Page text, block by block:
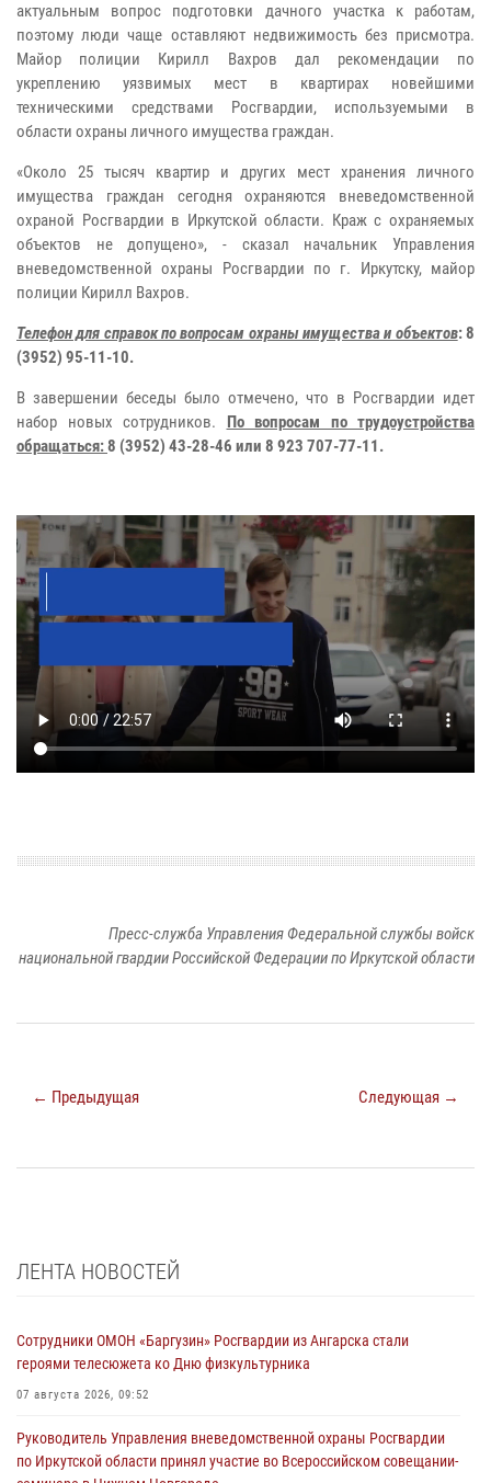
актуальным вопрос подготовки дачного участка к работам,
поэтому люди чаще оставляют недвижимость без присмотра.
Майор полиции Кирилл Вахров дал рекомендации по
укреплению уязвимых мест в квартирах новейшими
техническими средствами Росгвардии, используемыми в
области охраны личного имущества граждан.
«Около 25 тысяч квартир и других мест хранения личного
имущества граждан сегодня охраняются вневедомственной
охраной Росгвардии в Иркутской области. Краж с охраняемых
объектов не допущено», - сказал начальник Управления
вневедомственной охраны Росгвардии по г. Иркутску, майор
полиции Кирилл Вахров.
Телефон для справок по вопросам охраны имущества и объектов: 8
(3952) 95-11-10.
В завершении беседы было отмечено, что в Росгвардии идет
набор новых сотрудников.
По вопросам по трудоустройства
обращаться:8 (3952) 43-28-46 или 8 923 707-77-11.
Пресс-служба Управления Федеральной службы войск
национальной гвардии Российской Федерации по Иркутской области
← Предыдущая Следующая →
ЛЕНТА НОВОСТЕЙ
Сотрудники ОМОН «Баргузин» Росгвардии из Ангарска стали
героями телесюжета ко Дню физкультурника
07 августа 2026, 09:52
Руководитель Управления вневедомственной охраны Росгвардии
по Иркутской области принял участие во Всероссийском совещании-